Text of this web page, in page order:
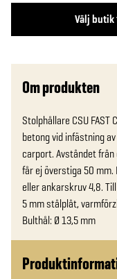
Välj butik
Om produkten
Stolphållare CSU FAST
betong vid infästning
carport. Avståndet
får ej överstiga 50
eller ankarskruv 4,8.
5 mm stålplåt,
Bulthål: Ø 13,5 mm